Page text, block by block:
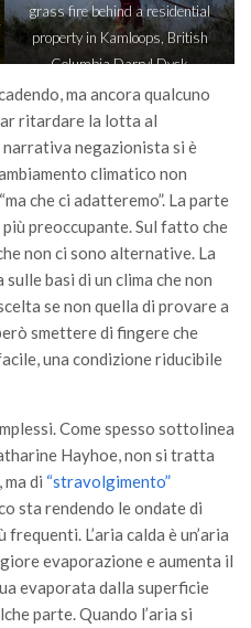
grass fire behind a residential
property in Kamloops, British
Columbia Darryl Dyck
// The Canadian Press via AP
ma ancora qualcuno
ritardare la lotta al
narrativa negazionista si è
climatico non
che ci adatteremo”. La parte
più preoccupante. Sul fatto che
non ci sono alternative. La
basi di un clima che non
se non quella di provare a
smettere di fingere che
una condizione riducibile
Come spesso sottolinea
Hayhoe, non si tratta
di “stravolgimento”
sta rendendo le ondate di
L’aria calda è un’aria
evaporazione e aumenta il
evaporata dalla superficie
parte. Quando l’aria si